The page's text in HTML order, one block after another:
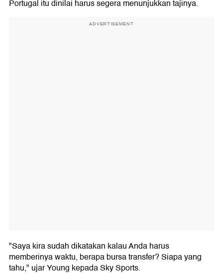
Portugal itu dinilai harus segera menunjukkan tajinya.
ADVERTISEMENT
"Saya kira sudah dikatakan kalau Anda harus
memberinya waktu, berapa bursa transfer? Siapa yang
tahu," ujar Young kepada Sky Sports.